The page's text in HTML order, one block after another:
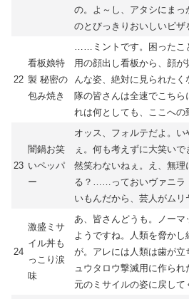
の。よ～し、アタシにま
のとびっきりおいしいピザ
22
看板娘特
製 秘密の
包み焼き
……ミントです。困ったこ
用の顔出し看板から、顔
んな姿、絶対に見られた
隊の皆さんは全速でこち
れは何としても、ここへの
23
闇鍋お笑
いペッパ
ー
オッス、フォルテだよ。
ぇ。何も考えずに大笑い
然笑わないねぇ。え、無
る？……っておいヴァニラ
いもんだから、芸人がム
24
激盛ミサ
イル丼も
っこり涙
味
あ、皆さんどうも。ノー
ようですね。人類を脅か
が。アレには人類は歯が
ュウタロウ撃滅用に作ら
元のミサイルの姿に戻して